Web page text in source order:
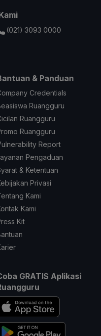
(021) 3093 0000
& Panduan
Credentials
Ruangguru
Ruangguru
Ruangguru
Report
Pengaduan
& Ketentuan
Privasi
Kami
Kami
Kit
GRATIS Aplikasi